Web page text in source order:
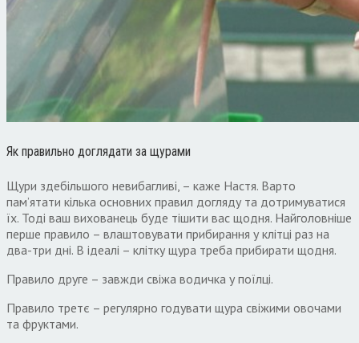
Як правильно доглядати за щурами
Щури здебільшого невибагливі, – каже Настя. Варто
пам’ятати кілька основних правил догляду та дотримуватися
їх. Тоді ваш вихованець буде тішити вас щодня. Найголовніше
перше правило – влаштовувати прибирання у клітці раз на
два-три дні. В ідеалі – клітку щура треба прибирати щодня.
Правило друге – завжди свіжа водичка у поїлці.
Правило третє – регулярно годувати щура свіжими овочами
та фруктами.